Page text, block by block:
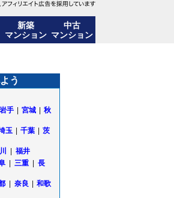
新築
マンション
中古
マンション
う
岩手 宮城
秋
玉 千葉
茨
福井
三重
長
奈良
和歌